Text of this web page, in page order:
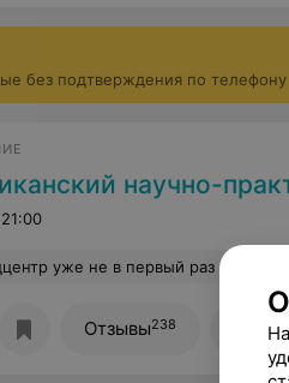
без подтверждения по телефону
центр медицинской экспертизы и
очень нравится. Хорошее обслуживание, очень квалифицированные специалисты. Я
Отзывы238 Все